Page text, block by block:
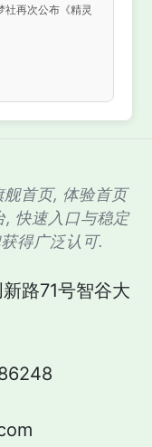
社再次公布《精灵
首页, 体验首页
, 快速入口与稳定
得广泛认可.
路71号智谷大